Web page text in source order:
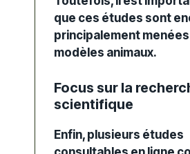
que ces études sont
principalement
modèles animaux.
Focus sur la
scientifique
Enfin, plusieurs études